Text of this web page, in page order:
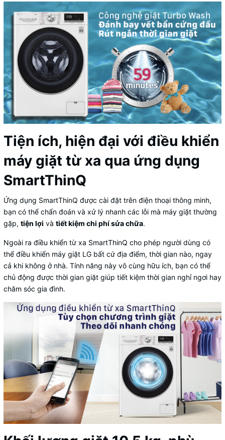
Tiện ích, hiện đại với điều khiển
máy giặt từ xa qua ứng dụng
SmartThinQ
Ứng dụng SmartThinQ được cài đặt trên điện thoại thông minh,
bạn có thể chẩn đoán và xử lý nhanh các lỗi mà máy giặt thường
gặp, tiện lợi và tiết kiệm chi phí sửa chữa.
Ngoài ra điều khiển từ xa SmartThinQ cho phép người dùng có
thể điều khiển máy giặt LG bất cứ địa điểm, thời gian nào, ngay
cả khi không ở nhà. Tính năng này vô cùng hữu ích, bạn có thể
chủ động được thời gian giặt giúp tiết kiệm thời gian nghỉ ngơi hay
chăm sóc gia đình.